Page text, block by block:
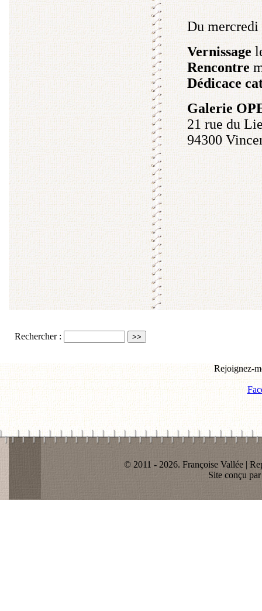
Du mercredi
Vernissage
Rencontre
Dédicace
Galerie
21 rue du
94300
Rechercher :
Rejoignez-
© 2011 - 2026. Françoise Vallée |
Site conçu